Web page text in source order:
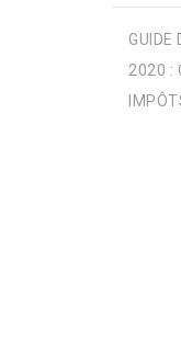
GUIDE
2020 :